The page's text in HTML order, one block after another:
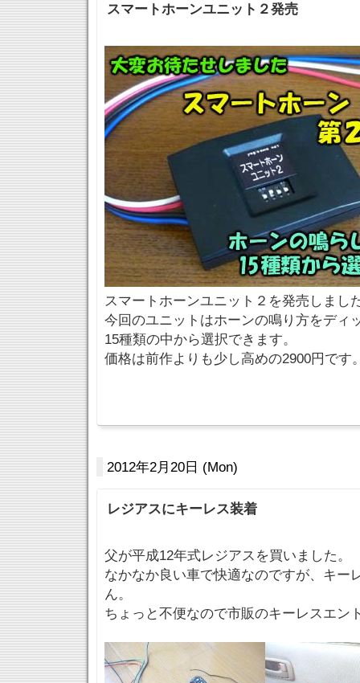
スマートホーンユニット２発売
スマートホーンユニット２を発売しまし
今回のユニットはホーンの鳴り方をディ
15種類の中から選択できます。
価格は前作よりも少し高めの2900円です
2012年2月20日 (Mon)
レジアスにキーレス装着
父が平成12年式レジアスを買いました。
なかなか良い車で快適なのですが、キー
ん。
ちょっと不便なので市販のキーレスエン